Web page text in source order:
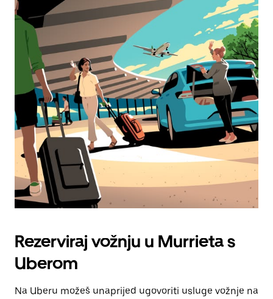
Rezerviraj vožnju u Murrieta s
Uberom
Na Uberu možeš unaprijed ugovoriti usluge vožnje na